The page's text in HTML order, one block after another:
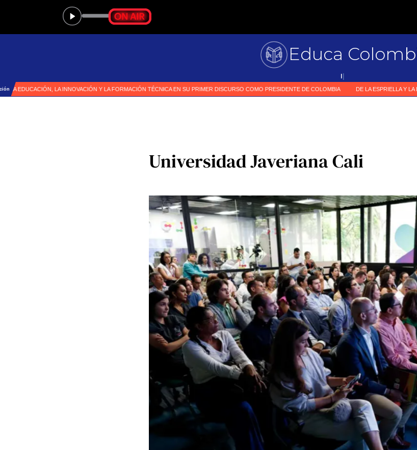
Educa
Primer medi
Universidad Javeriana Cali